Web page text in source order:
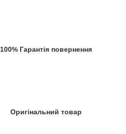
100% Гарантія повернення
Оригінальний товар